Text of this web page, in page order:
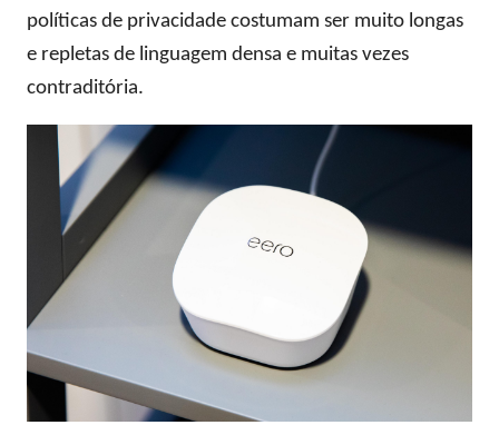
políticas de privacidade costumam ser muito longas
e repletas de linguagem densa e muitas vezes
contraditória.